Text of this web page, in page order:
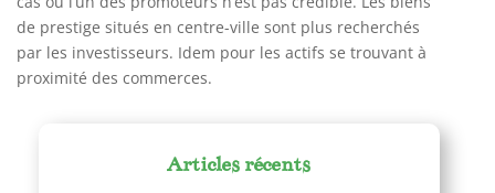
de prestige situés en centre-ville sont plus recherchés
par les investisseurs. Idem pour les actifs se trouvant à
proximité des commerces.
Articles récents